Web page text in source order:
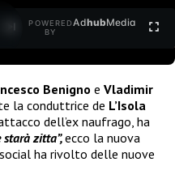
POWERED
BY
AdhubMedia
Benigno e Vladimir
la conduttrice de L’Isola
dell’ex naufrago, ha
starà zitta”,ecco la nuova
ha rivolto delle nuove